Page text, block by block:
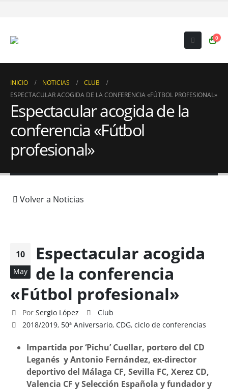
0
INICIO NOTICIAS
CLUB
ESPECTACULAR ACOGIDA DE LA CONFERENCIA «FÚTBOL PROFESIONAL»
Espectacular acogida de la
conferencia «Fútbol
profesional»
Volver a Noticias
10
May
Espectacular acogida
de la conferencia
«Fútbol profesional»
Por Sergio López
Club
2018/2019, 50ª Aniversario,CDG,ciclo de conferencias
Impartida por ‘Pichu’ Cuellar, portero del CD
Leganés y Antonio Fernández, ex-director
deportivo del Málaga CF, Sevilla FC, Xerez CD,
Valencia CF y Selección Española y fundador y